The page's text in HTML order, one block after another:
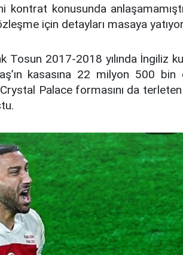
kontrat konusunda
için detayları masaya
Tosun 2017-2018 yılında İngiliz
kasasına 22 milyon 500 bin
Palace formasını da